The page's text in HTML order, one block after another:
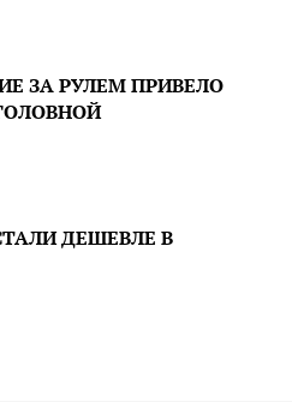
ЗА РУЛЕМ ПРИВЕЛО
ДЕШЕВЛЕ В